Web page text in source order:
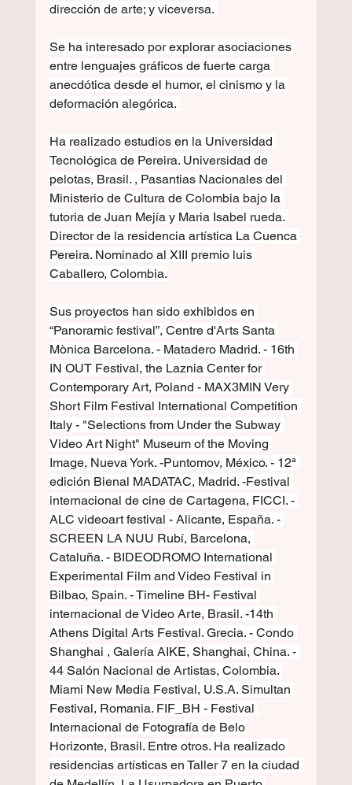
dirección de arte; y viceversa.
Se ha interesado por explorar asociaciones
entre lenguajes gráficos de fuerte carga
anecdótica desde el humor, el cinismo y la
deformación alegórica.
Ha realizado estudios en la Universidad
Tecnológica de Pereira. Universidad de
pelotas, Brasil. , Pasantias Nacionales del
Ministerio de Cultura de Colombia bajo la
tutoria de Juan Mejía y Maria Isabel rueda.
Director de la residencia artística La Cuenca
Pereira. Nominado al XIII premio luis
Caballero, Colombia.
Sus proyectos han sido exhibidos en
“Panoramic festival”, Centre d'Arts Santa
Mònica Barcelona. - Matadero Madrid. - 16th
IN OUT Festival, the Laznia Center for
Contemporary Art, Poland - MAX3MIN Very
Short Film Festival International Competition
Italy - "Selections from Under the Subway
Video Art Night" Museum of the Moving
Image, Nueva York. -Puntomov, México. - 12ª
edición Bienal MADATAC, Madrid. -Festival
internacional de cine de Cartagena, FICCI. -
ALC videoart festival - Alicante, España. -
SCREEN LA NUU Rubí, Barcelona,
Cataluña. - BIDEODROMO International
Experimental Film and Video Festival in
Bilbao, Spain. - Timeline BH- Festival
internacional de Video Arte, Brasil. -14th
Athens Digital Arts Festival. Grecia. - Condo
Shanghai , Galería AIKE, Shanghai, China. -
44 Salón Nacional de Artistas, Colombia.
Miami New Media Festival, U.S.A. Simultan
Festival, Romania. FIF_BH - Festival
Internacional de Fotografía de Belo
Horizonte, Brasil. Entre otros. Ha realizado
residencias artísticas en Taller 7 en la ciudad